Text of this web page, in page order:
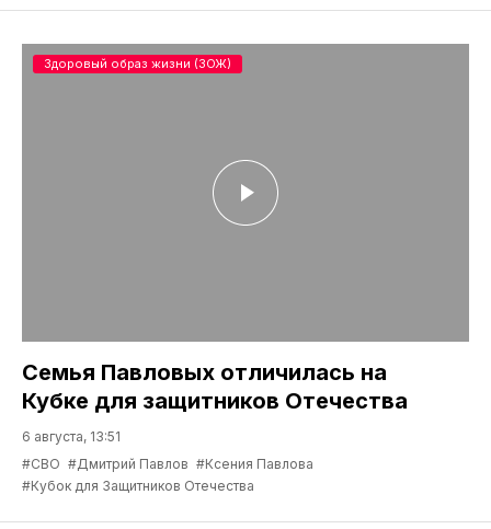
Семья Павловых отличилась на
Кубке для защитников Отечества
6 августа, 13:51
#СВО #Дмитрий Павлов #Ксения Павлова
#Кубок для Защитников Отечества
Здоровый образ жизни (ЗОЖ)